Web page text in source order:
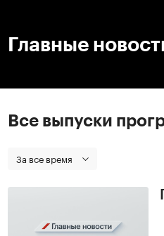
Главные
Все выпуски
За все время